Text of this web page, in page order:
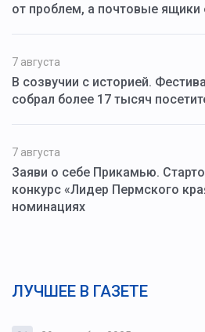
от проблем, а почтовые ящики
7 августа
В созвучии с историей.
собрал более 17 тысяч
7 августа
Заяви о себе Прикамью.
конкурс «Лидер Пермского
номинациях
ЛУЧШЕЕ В ГАЗЕТЕ